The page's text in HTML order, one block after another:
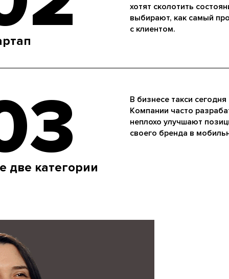
хотят сколотить
выбирают, как самый
с клиентом.
две категории
В бизнесе такси
Компании часто
неплохо улучшают
своего бренда в